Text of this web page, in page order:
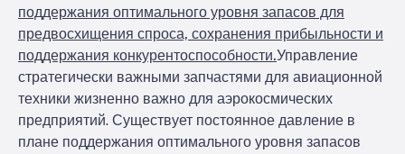
поддержания оптимального уровня запасов для
предвосхищения спроса, сохранения прибыльности и
поддержания конкурентоспособности.Управление
стратегически важными запчастями для авиационной
техники жизненно важно для аэрокосмических
предприятий. Существует постоянное давление в
плане поддержания оптимального уровня запасов